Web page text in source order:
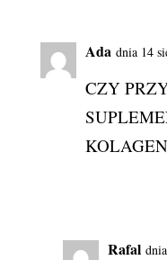
Ada dnia 14
CZY
Rafal